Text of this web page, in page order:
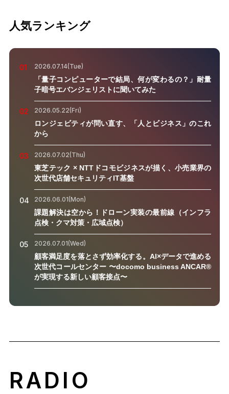
人気ランキング
01 2026.07.14(Tue)
「量子コンピューターで結局、何が変わるの？」耐量
子暗号エバンジェリストに聞いてみた
02 2026.05.22(Fri)
ロンジェビティが問い直す、「人とビジネス」のこれ
から
03 2026.07.02(Thu)
東芝テック × NTTドコモビジネスが描く、小売業界の
次世代店舗セキュリティIT基盤
04 2026.06.01(Mon)
課題解決は空から！ドローン実装の最前線（インフラ
点検・クマ対策・広域点検）
05 2026.07.01(Wed)
顧客満足度を落とさず効率化する。AI×データで進める
次世代コールセンター 〜docomo business ANCAR®
が実現する新しい顧客接点〜
RADIO